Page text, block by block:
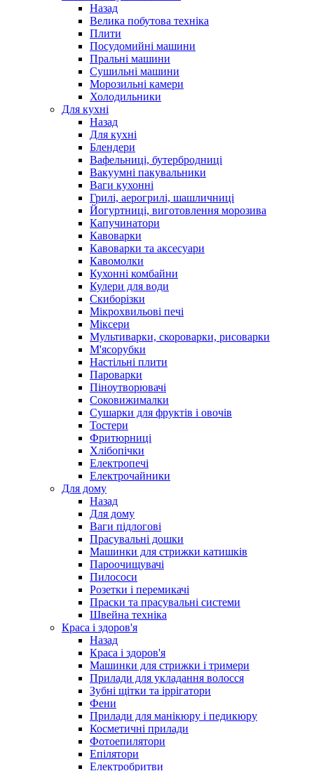
Назад
Велика побутова техніка
Плити
Посудомийні машини
Пральні машини
Сушильні машини
Морозильні камери
Холодильники
Для кухні
Назад
Для кухні
Блендери
Вафельниці, бутербродниці
Вакуумні пакувальники
Ваги кухонні
Грилі, аерогрилі, шашличниці
Йогуртниці, виготовлення морозива
Капучинатори
Кавоварки
Кавоварки та аксесуари
Кавомолки
Кухонні комбайни
Кулери для води
Скиборізки
Мікрохвильові печі
Міксери
Мультиварки, скороварки, рисоварки
М'ясорубки
Настільні плити
Пароварки
Піноутворювачі
Соковижималки
Сушарки для фруктів і овочів
Тостери
Фритюрниці
Хлібопічки
Електропечі
Електрочайники
Для дому
Назад
Для дому
Ваги підлогові
Прасувальні дошки
Машинки для стрижки катишків
Пароочищувачі
Пилососи
Розетки і перемикачі
Праски та прасувальні системи
Швейна техніка
Краса і здоров'я
Назад
Краса і здоров'я
Машинки для стрижки і тримери
Прилади для укладання волосся
Зубні щітки та іррігатори
Фени
Прилади для манікюру і педикюру
Косметичні прилади
Фотоепилятори
Епілятори
Електробритви